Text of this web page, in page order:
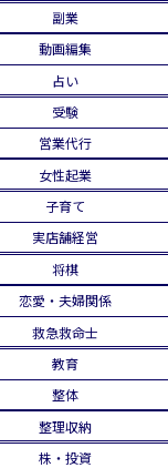
副業
動画編集
占い
受験
営業代行
女性起業
子育て
実店舗経営
将棋
恋愛・夫婦関係
救急救命士
教育
整体
整理収納
株・投資